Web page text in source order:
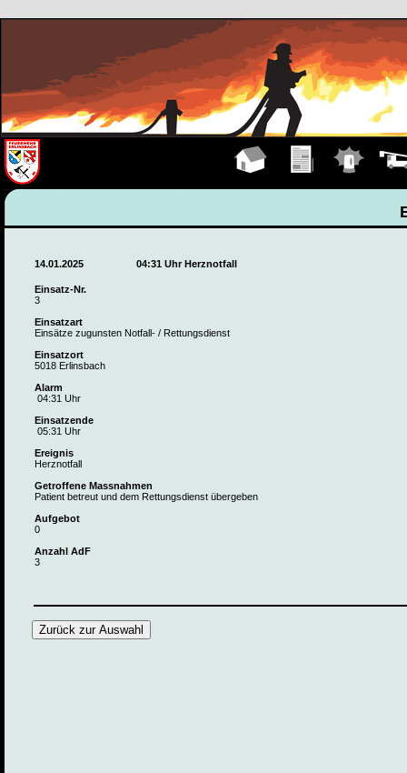
14.01.2025 04:31 Uhr Herznotfall
Einsatz-Nr.
3
Einsatzart
Einsätze zugunsten Notfall- / Rettungsdienst
Einsatzort
5018 Erlinsbach
Alarm
04:31 Uhr
Einsatzende
05:31 Uhr
Ereignis
Herznotfall
Getroffene Massnahmen
Patient betreut und dem Rettungsdienst übergeben
Aufgebot
0
Anzahl AdF
3
Zurück zur Auswahl